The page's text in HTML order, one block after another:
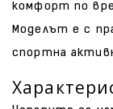
комфорт по
Моделът е с
спортна